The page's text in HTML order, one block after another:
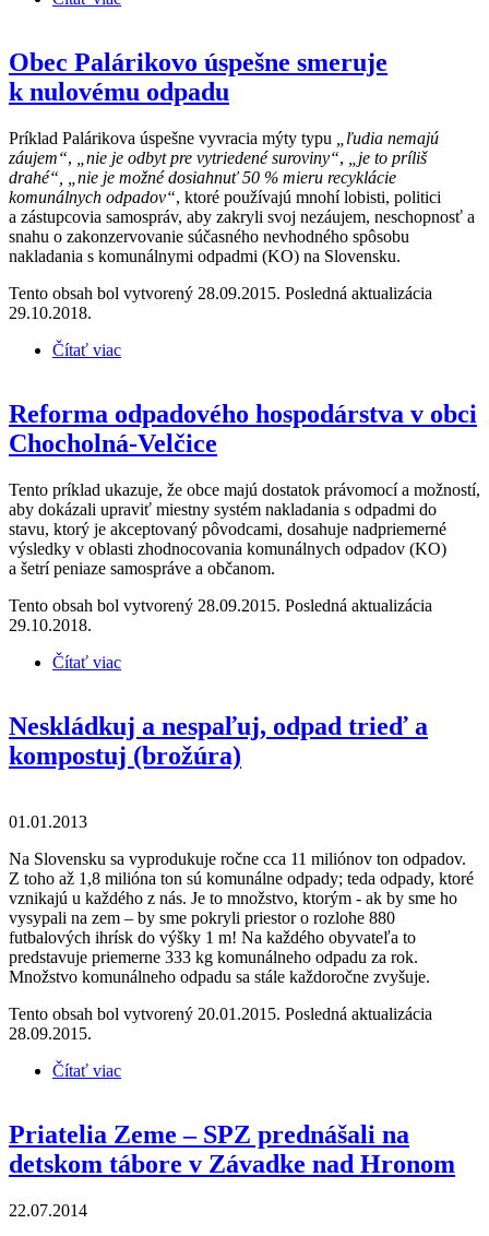
Obec Palárikovo úspešne smeruje
k nulovému odpadu
Príklad Palárikova úspešne vyvracia mýty typu
„ľudia nemajú
záujem“, „nie je odbyt pre vytriedené suroviny“,
„je to príliš
drahé“,
„nie je možné dosiahnuť 50 % mieru recyklácie
komunálnych odpadov“, ktoré používajú mnohí lobisti, politici
a zástupcovia samospráv, aby zakryli svoj nezáujem, neschopnosť a
snahu o zakonzervovanie súčasného nevhodného spôsobu
nakladania s komunálnymi odpadmi (KO) na Slovensku.
Tento obsah bol vytvorený 28.09.2015. Posledná aktualizácia
29.10.2018.
Čítať viac
Reforma odpadového hospodárstva v obci
Chocholná-Velčice
Tento príklad ukazuje, že obce majú dostatok právomocí a možností,
aby dokázali upraviť miestny systém nakladania s odpadmi do
stavu, ktorý je akceptovaný pôvodcami, dosahuje nadpriemerné
výsledky v oblasti zhodnocovania komunálnych odpadov (KO)
a šetrí peniaze samospráve a občanom.
Tento obsah bol vytvorený 28.09.2015. Posledná aktualizácia
29.10.2018.
Čítať viac
Neskládkuj a nespaľuj, odpad trieď a
kompostuj (brožúra)
01.01.2013
Na Slovensku sa vyprodukuje ročne cca 11 miliónov ton odpadov.
Z toho až 1,8 milióna ton sú komunálne odpady; teda odpady, ktoré
vznikajú u každého z nás. Je to množstvo, ktorým - ak by sme ho
vysypali na zem – by sme pokryli priestor o rozlohe 880
futbalových ihrísk do výšky 1 m! Na každého obyvateľa to
predstavuje priemerne 333 kg komunálneho odpadu za rok.
Množstvo komunálneho odpadu sa stále každoročne zvyšuje.
Tento obsah bol vytvorený 20.01.2015. Posledná aktualizácia
28.09.2015.
Čítať viac
Priatelia Zeme – SPZ prednášali na
detskom tábore v Závadke nad Hronom
22.07.2014